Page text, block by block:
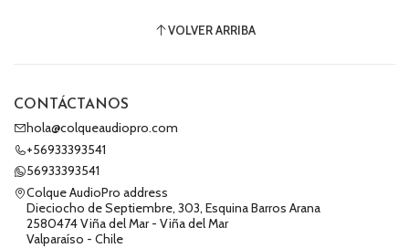
VOLVER ARRIBA
CONTÁCTANOS
hola@colqueaudiopro.com
+56933393541
56933393541
Colque AudioPro address
Dieciocho de Septiembre, 303, Esquina Barros Arana
2580474 Viña del Mar - Viña del Mar
Valparaíso - Chile